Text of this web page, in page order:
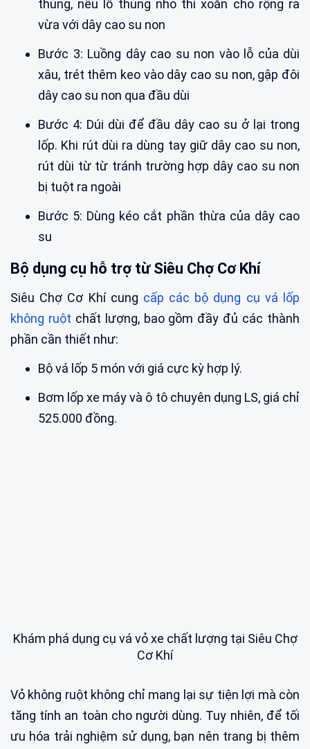
thủng, nếu lỗ thủng nhỏ thì xoắn cho rộng ra
vừa với dây cao su non
Bước 3: Luồng dây cao su non vào lỗ của dùi
xâu, trét thêm keo vào dây cao su non, gập đôi
dây cao su non qua đầu dùi
Bước 4: Dúi dùi để đầu dây cao su ở lại trong
lốp. Khi rút dùi ra dùng tay giữ dây cao su non,
rút dùi từ từ tránh trường hợp dây cao su non
bị tuột ra ngoài
Bước 5: Dùng kéo cắt phần thừa của dây cao
su
Bộ dụng cụ hỗ trợ từ Siêu Chợ Cơ Khí
Siêu Chợ Cơ Khí cung cấp các bộ dụng cụ vá lốp
không ruột chất lượng, bao gồm đầy đủ các thành
phần cần thiết như:
Bộ vá lốp 5 món với giá cực kỳ hợp lý.
Bơm lốp xe máy và ô tô chuyên dụng LS, giá chỉ
525.000 đồng.
Khám phá dụng cụ vá vỏ xe chất lượng tại Siêu Chợ
Cơ Khí
Vỏ không ruột không chỉ mang lại sự tiện lợi mà còn
tăng tính an toàn cho người dùng. Tuy nhiên, để tối
ưu hóa trải nghiệm sử dụng, bạn nên trang bị thêm